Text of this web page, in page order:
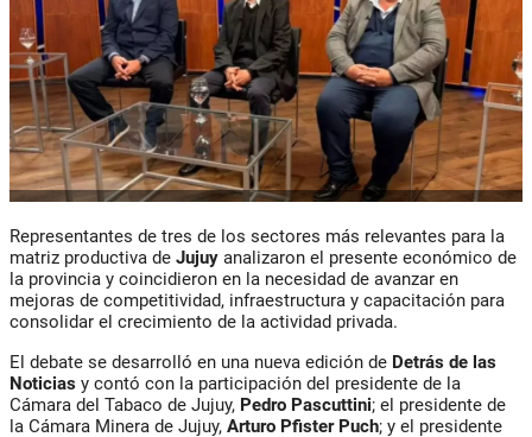
Representantes de tres de los sectores más relevantes para la
matriz productiva de Jujuy analizaron el presente económico de
la provincia y coincidieron en la necesidad de avanzar en
mejoras de competitividad, infraestructura y capacitación para
consolidar el crecimiento de la actividad privada.
El debate se desarrolló en una nueva edición de Detrás de las
Noticias y contó con la participación del presidente de la
Cámara del Tabaco de Jujuy, Pedro Pascuttini; el presidente de
la Cámara Minera de Jujuy, Arturo Pfister Puch; y el presidente